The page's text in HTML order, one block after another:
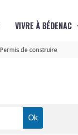
VIVRE À BÉDENAC
Permis de construire